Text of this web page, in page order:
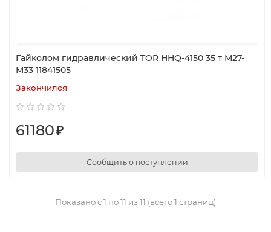
Гайколом гидравлический TOR HHQ-4150 35 т М27-
М33 11841505
Закончился
61180₽
Сообщить о поступлении
Показано с 1 по 11 из 11 (всего 1 страниц)